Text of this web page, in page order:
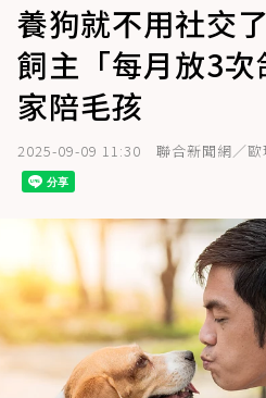
養狗就不用社交
飼主「每月放3
家陪毛孩
2025-09-09 11:30 聯合新聞網／歐